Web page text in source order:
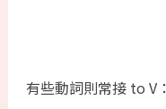
有些動詞則常接 to V：